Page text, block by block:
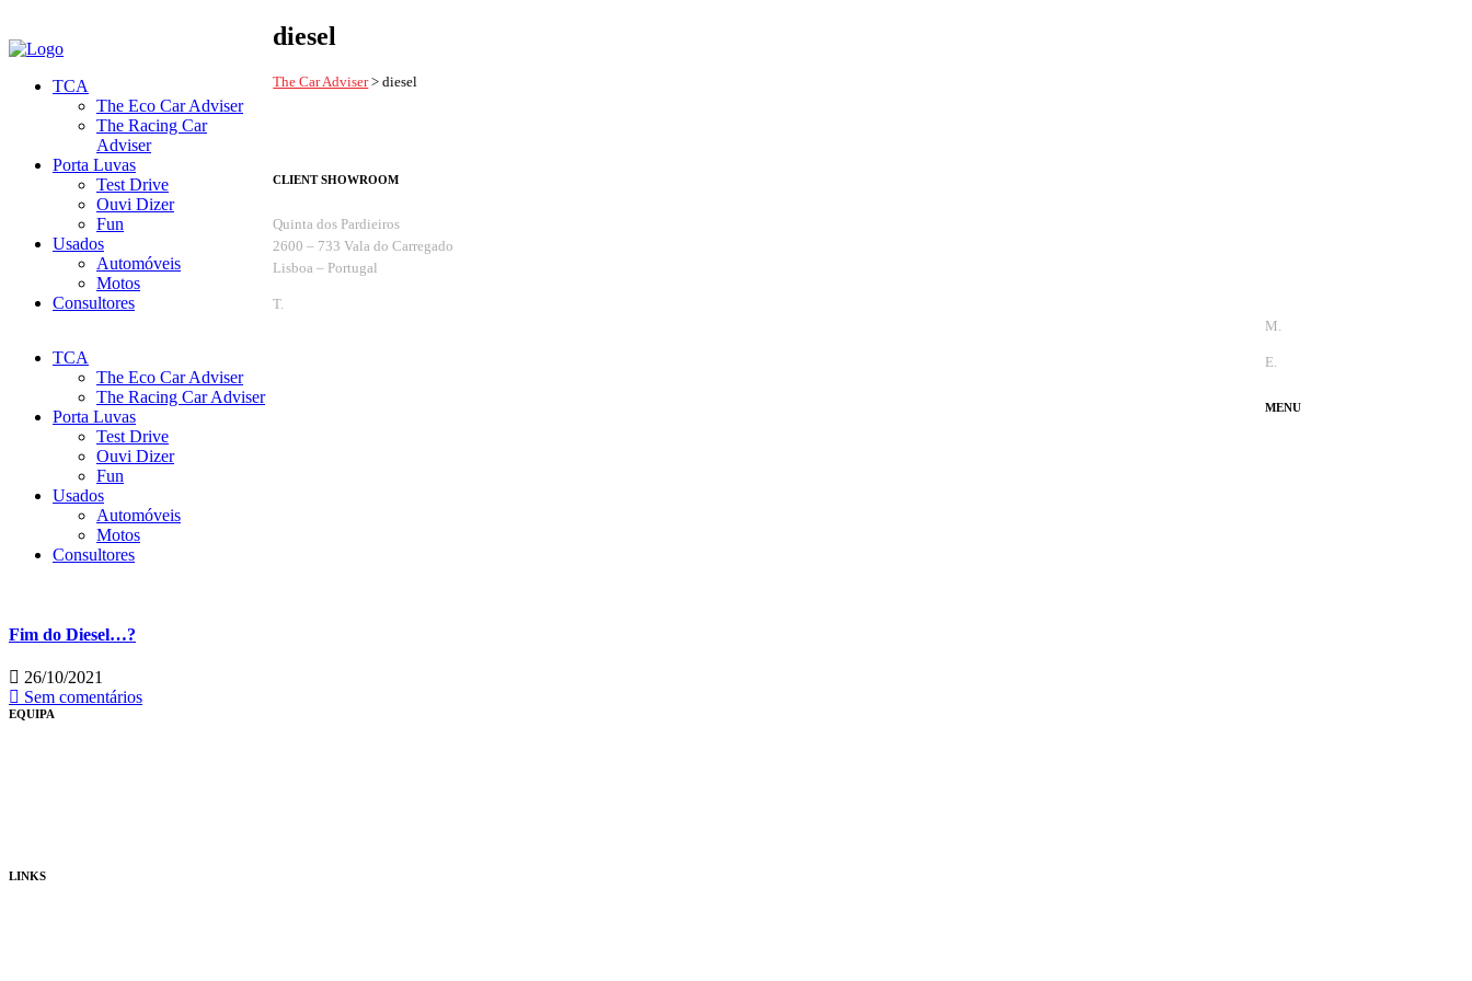
TCA
The Eco Car Adviser
The Racing Car
Adviser
Porta Luvas
Test Drive
Ouvi Dizer
Fun
Usados
Automóveis
Motos
Consultores
TCA
The Eco Car Adviser
The Racing Car Adviser
Porta Luvas
Test Drive
Ouvi Dizer
Fun
Usados
Automóveis
Motos
Consultores
diesel
The Car Adviser>diesel
Fim do Diesel…?
26/10/2021
Sem comentários
CLIENT SHOWROOM
Quinta dos Pardieiros
2600 – 733 Vala do Carregado
Lisboa – Portugal
T.
M.
E.
MENU
EQUIPA
LINKS